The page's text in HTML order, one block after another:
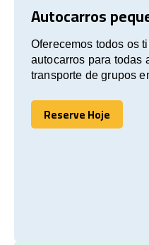
Autocarros
Oferecemos todos os
autocarros para todas
transporte de grupos
Reserve Hoje
Reserve Hoje